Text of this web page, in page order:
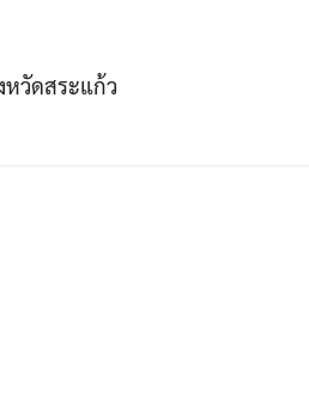
วัดสระแก้ว